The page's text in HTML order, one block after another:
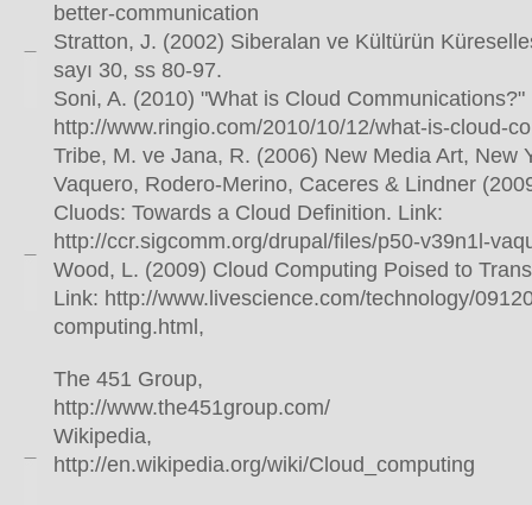
better-communication
Stratton, J. (2002) Siberalan ve Kültürün
sayı 30, ss 80-97.
Soni, A. (2010) "What is Cloud Communications?"
http://www.ringio.com/2010/10/12/what-is-cloud-
Tribe, M. ve Jana, R. (2006) New Media Art, New
Vaquero, Rodero-Merino, Caceres & Lindner
Cluods: Towards a Cloud Definition. Link:
http://ccr.sigcomm.org/drupal/files/p50-v39n1l-
Wood, L. (2009) Cloud Computing Poised to
Link: http://www.livescience.com/technology/
computing.html,
The 451 Group,
http://www.the451group.com/
Wikipedia,
http://en.wikipedia.org/wiki/Cloud_computing